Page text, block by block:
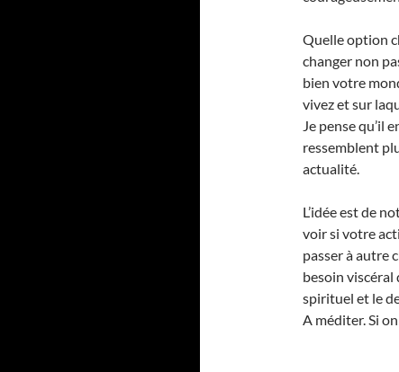
Quelle option
changer non
bien votre
vivez et sur
Je pense qu’il
ressemblent
actualité.
L’idée est de
voir si votre
passer à autre
besoin viscéral
spirituel et le
A méditer. Si